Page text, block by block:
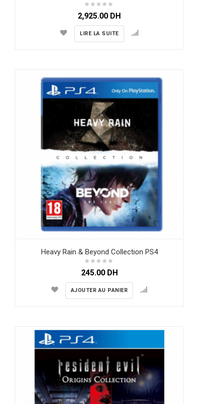
2,925.00 DH
LIRE LA SUITE
Heavy Rain & Beyond Collection PS4
245.00 DH
AJOUTER AU PANIER